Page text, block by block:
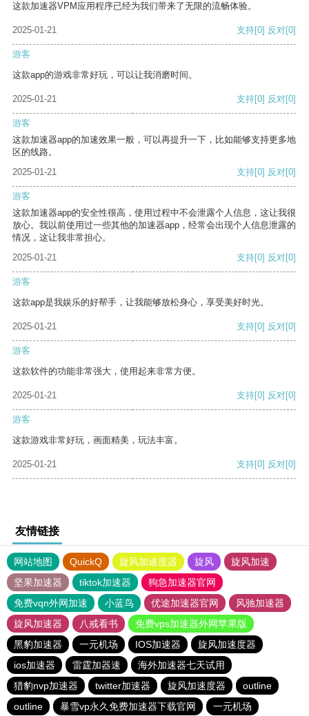
这款加速器VPM应用程序已经为我们带来了无限的流畅体验。
2025-01-21 支持[0] 反对[0]
游客
这款app的游戏非常好玩，可以让我消磨时间。
2025-01-21 支持[0] 反对[0]
游客
这款加速器app的加速效果一般，可以再提升一下，比如能够支持更多地
区的线路。
2025-01-21
支持[0] 反对[0]
游客
这款加速器app的安全性很高，使用过程中不会泄露个人信息，这让我很
放心。我以前使用过一些其他的加速器app，经常会出现个人信息泄露的
情况，这让我非常担心。
2025-01-21
支持[0] 反对[0]
游客
这款app是我娱乐的好帮手，让我能够放松身心，享受美好时光。
2025-01-21 支持[0] 反对[0]
游客
这款软件的功能非常强大，使用起来非常方便。
2025-01-21 支持[0] 反对[0]
游客
这款游戏非常好玩，画面精美，玩法丰富。
2025-01-21 支持[0] 反对[0]
友情链接
网站地图 QuickQ 旋风加速度器 旋风
旋风加速
坚果加速器
tiktok加速器
狗急加速器官网
免费vqn外网加速
小蓝鸟 优途加速器官网
风驰加速器
旋风加速器
八戒看书
免费vps加速器外网苹果版
黑豹加速器
一元机场 IOS加速器
旋风加速度器
ios加速器
雷霆加器速
海外加速器七天试用
猎豹nvp加速器
twitter加速器 旋风加速度器
outline
outline
暴雪vp永久免费加速器下载官网 一元机场